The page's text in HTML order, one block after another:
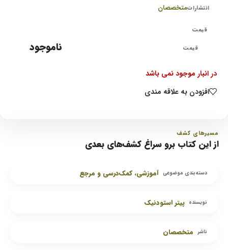
انتشاراتمتخصصان
ناموجود
در انبار موجود نمی باشد
افزودن به علاقه مندی
مسیرهای کشف
از این کتاب برو سراغ کشف‌های بعدی
دسته‌بندی موضوعی آموزشی، کمک‌درسی و مرجع
نویسنده پیتر استودنیک
ناشر متخصصان